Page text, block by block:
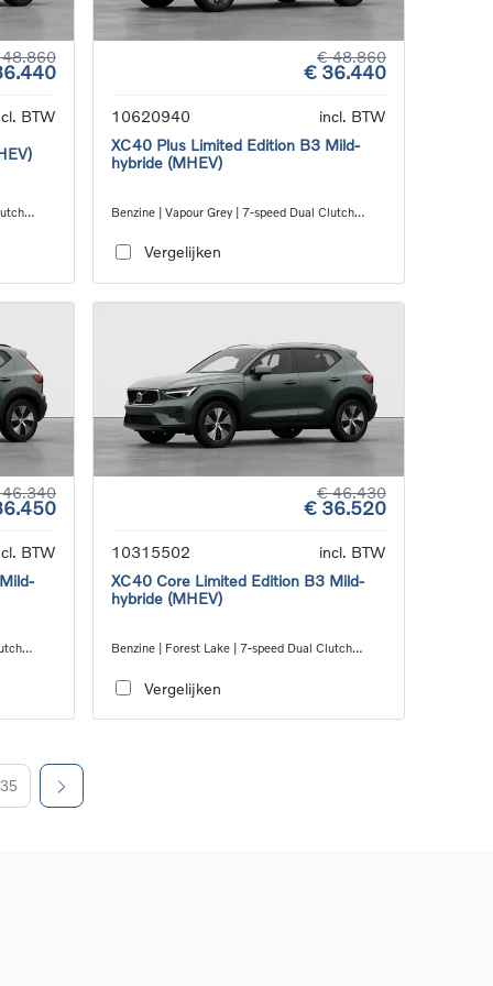
BTW
€ 48.860
€ 36.440
10620940
incl. BTW
XC40 Plus Limited Edition B3 Mild-
hybride (MHEV)
Benzine | Vapour Grey | 7-speed Dual Clutch
Vergelijken
BTW
€ 46.430
€ 36.520
10315502
incl. BTW
XC40 Core Limited Edition B3 Mild-
hybride (MHEV)
Benzine | Forest Lake | 7-speed Dual Clutch
Vergelijken
35